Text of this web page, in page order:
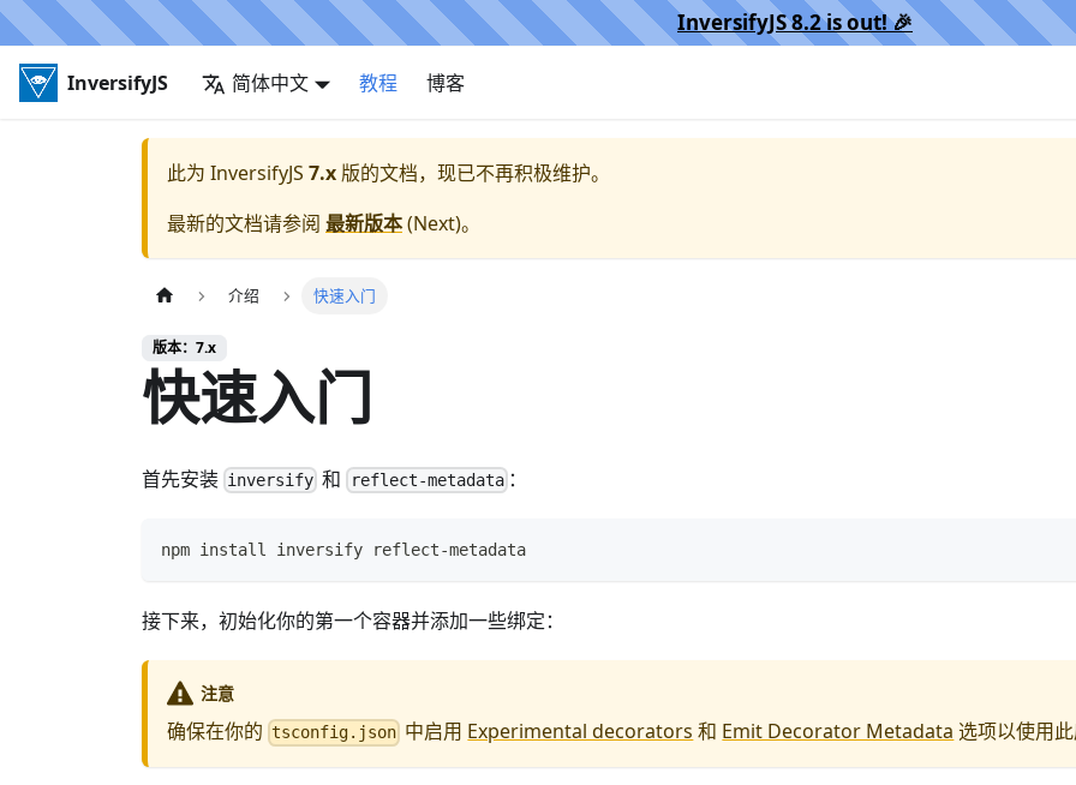
InversifyJS 8.2 is out! 🎉️
InversifyJS 简体中文 教程 博客
此为 InversifyJS 7.x 版的文档，现已不再积极维护。
最新的文档请参阅 最新版本(Next)。
介绍 快速入门
版本：7.x
快速入门
首先安装 inversify 和 reflect-metadata：
npm install inversify reflect-metadata
接下来，初始化你的第一个容器并添加一些绑定：
注意
确保在你的 tsconfig.json 中启用 Experimental decorators 和 Emit Decorator Metadata 选项以使用